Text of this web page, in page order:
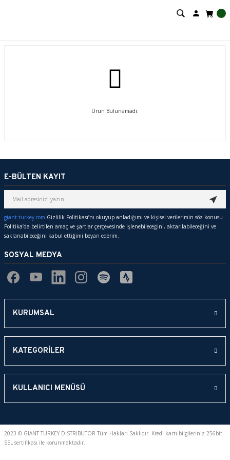
Ürün Bulunamadı.
E-BÜLTEN KAYIT
giant-turkey.com Gizlilik Politikası’nı okuyup anladığımı ve kişisel verilerimin söz konusu
Politika’da belirtilen amaç ve şartlar çerçevesinde işlenebileceğini, aktarılabileceğini ve
saklanabileceğini kabul ettiğimi beyan ederim.
SOSYAL MEDYA
KURUMSAL
KATEGORİLER
KULLANICI MENÜSÜ
2023 © GIANT TURKEY DISTRIBUTOR Tüm Hakları Saklıdır. Kredi kartı bilgileriniz 256bit
SSL sertifikası ile korunmaktadır.